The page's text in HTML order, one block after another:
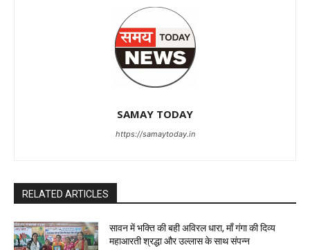
SAMAY TODAY
https://samaytoday.in
RELATED ARTICLES
सावन में भक्ति की बही अविरल धारा, माँ गंगा की दिव्य
महाआरती श्रद्धा और उल्लास के साथ संपन्न